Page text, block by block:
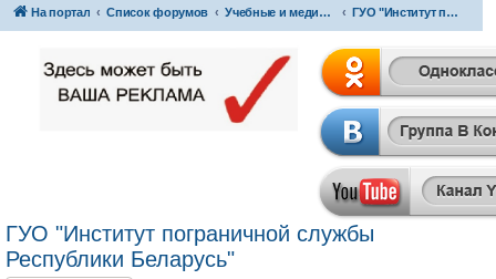
На портал Список форумов Учебные и медицинские заведения ГУО "Институт пограничной службы Республики Беларусь"
ГУО "Институт пограничной службы
Республики Беларусь"